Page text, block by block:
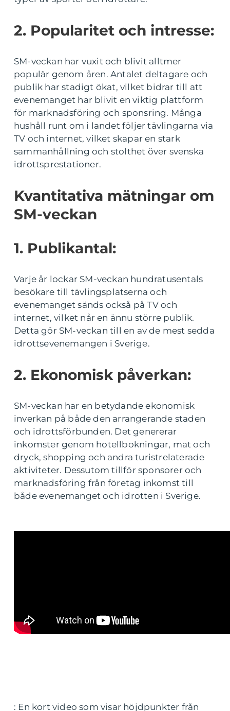
2. Popularitet och intresse:
SM-veckan har vuxit och blivit alltmer
populär genom åren. Antalet deltagare och
publik har stadigt ökat, vilket bidrar till att
evenemanget har blivit en viktig plattform
för marknadsföring och sponsring. Många
hushåll runt om i landet följer tävlingarna via
TV och internet, vilket skapar en stark
sammanhållning och stolthet över svenska
idrottsprestationer.
Kvantitativa mätningar om
SM-veckan
1. Publikantal:
Varje år lockar SM-veckan hundratusentals
besökare till tävlingsplatserna och
evenemanget sänds också på TV och
internet, vilket når en ännu större publik.
Detta gör SM-veckan till en av de mest sedda
idrottsevenemangen i Sverige.
2. Ekonomisk påverkan:
SM-veckan har en betydande ekonomisk
inverkan på både den arrangerande staden
och idrottsförbunden. Det genererar
inkomster genom hotellbokningar, mat och
dryck, shopping och andra turistrelaterade
aktiviteter. Dessutom tillför sponsorer och
marknadsföring från företag inkomst till
både evenemanget och idrotten i Sverige.
: En kort video som visar höjdpunkter från